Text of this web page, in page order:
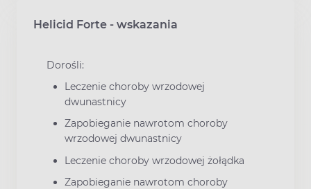
Helicid Forte - wskazania
Dorośli:
Leczenie choroby wrzodowej
dwunastnicy
Zapobieganie nawrotom choroby
wrzodowej dwunastnicy
Leczenie choroby wrzodowej żołądka
Zapobieganie nawrotom choroby